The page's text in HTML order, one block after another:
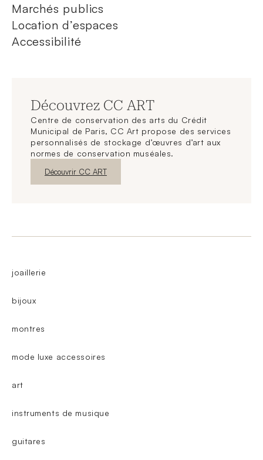
Marchés publics
Location d’espaces
Accessibilité
Découvrez CC ART
Centre de conservation des arts du Crédit
Municipal de Paris, CC Art propose des services
personnalisés de stockage d’œuvres d’art aux
normes de conservation muséales.
Nouvelle fenêtre
Découvrir CC ART
joaillerie
bijoux
montres
mode luxe accessoires
art
instruments de musique
guitares